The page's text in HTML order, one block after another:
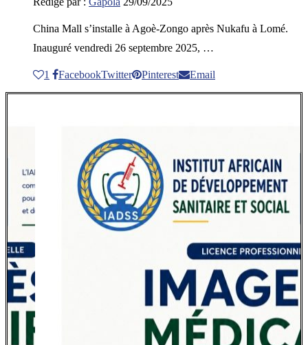
China Mall s’installe à Agoè-Zongo après Nukafu à Lomé.
Inauguré vendredi 26 septembre 2025, …
1 FacebookTwitter Pinterest Email